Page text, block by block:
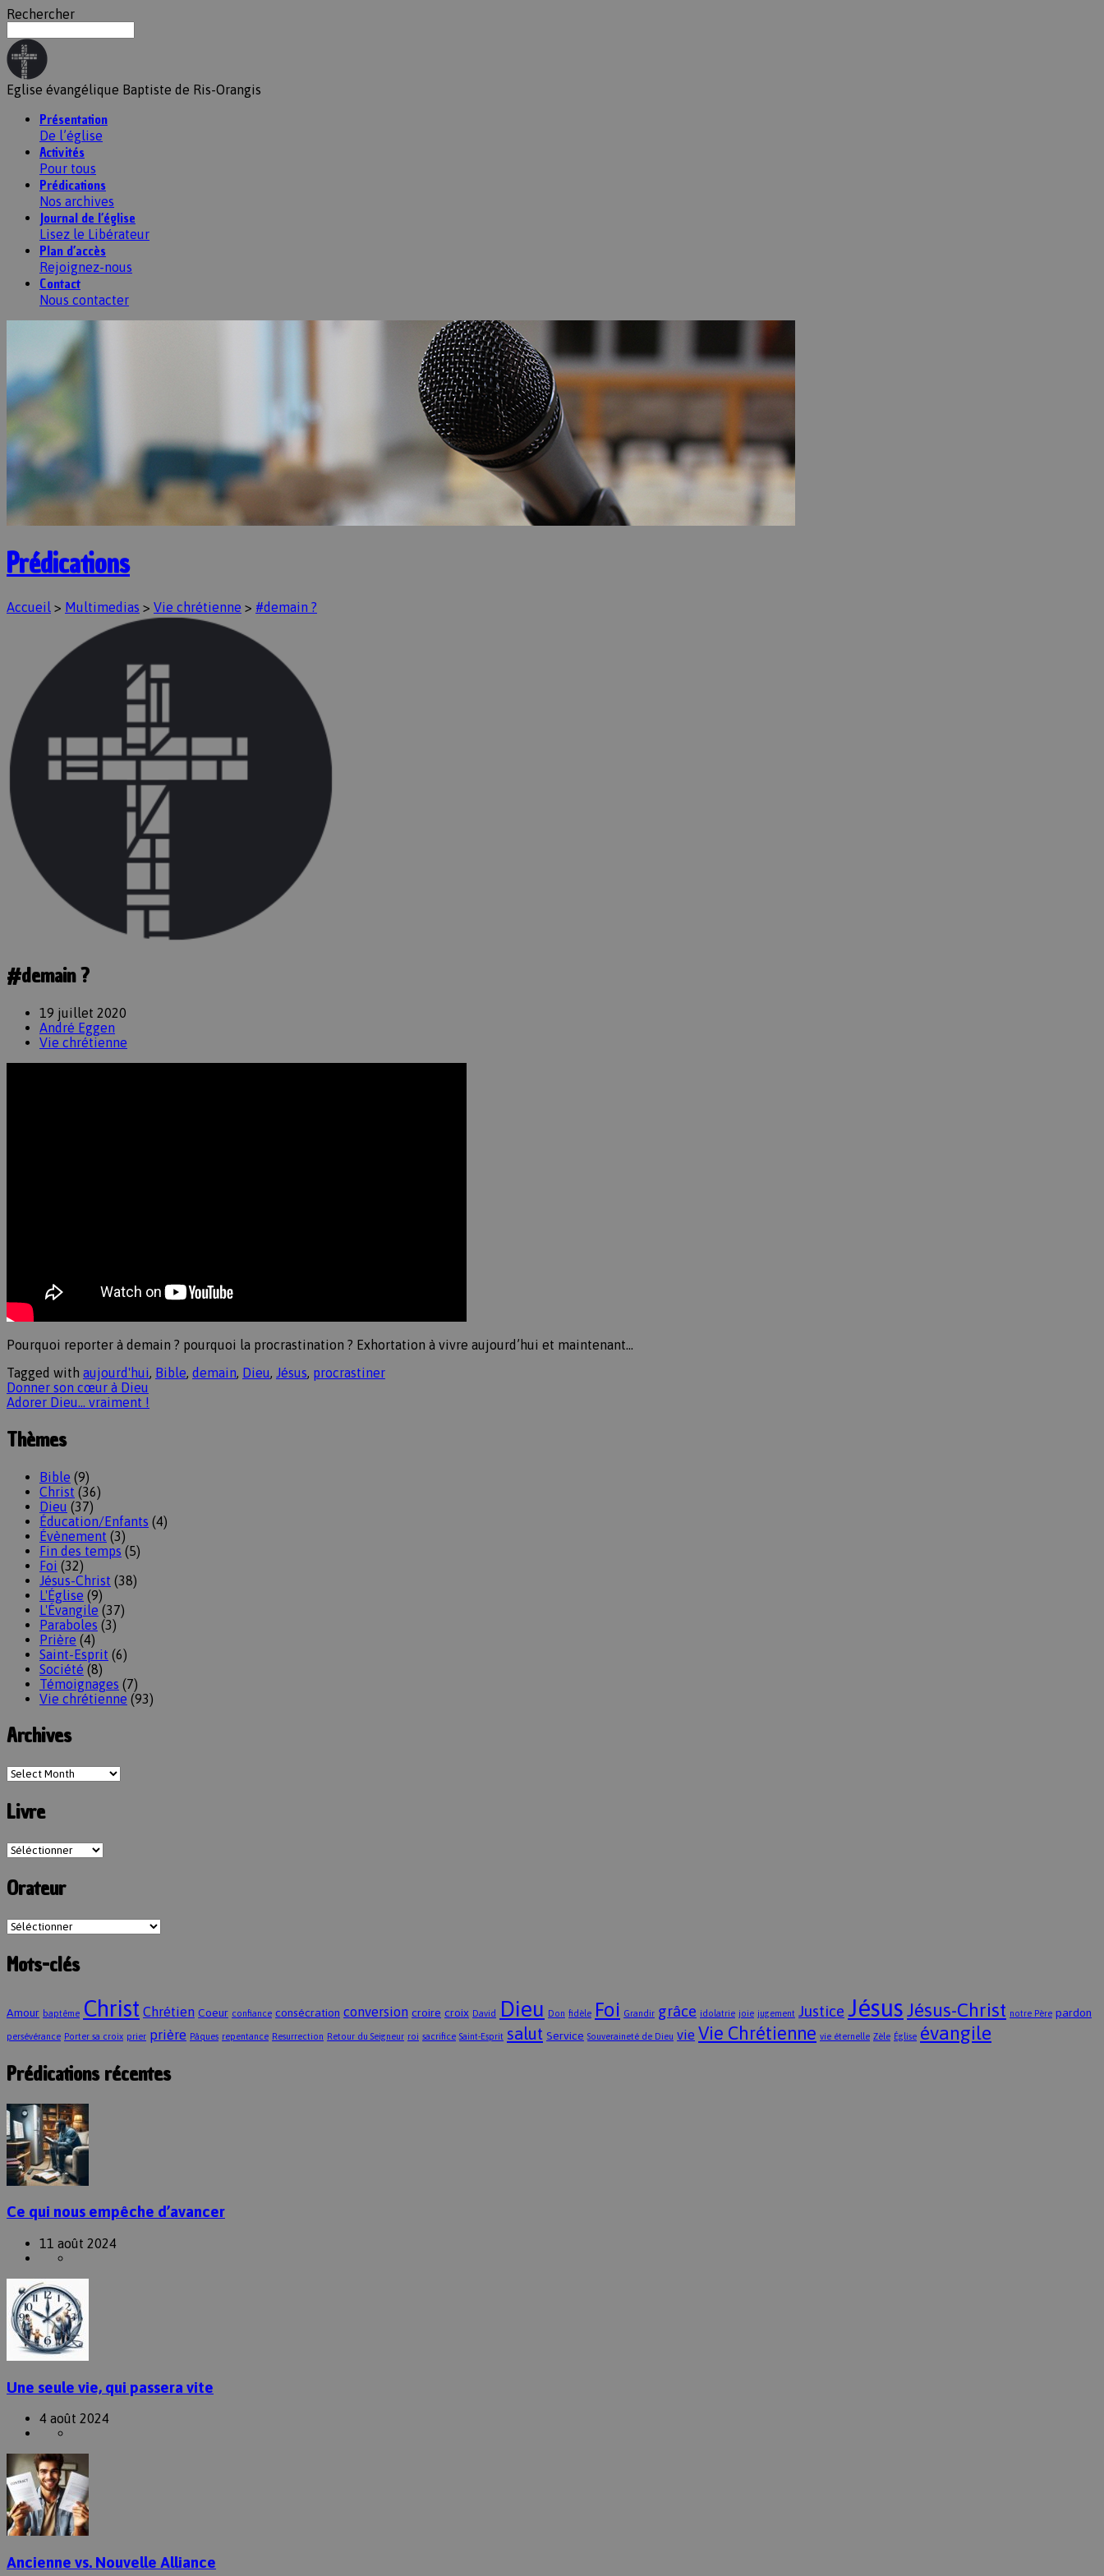
Rechercher
Eglise évangélique Baptiste de Ris-Orangis
Présentation
De l’église
Activités
Pour tous
Prédications
Nos archives
Journal de l’église
Lisez le Libérateur
Plan d’accès
Rejoignez-nous
Contact
Nous contacter
Prédications
Accueil > Multimedias > Vie chrétienne > #demain ?
#demain ?
19 juillet 2020
André Eggen
Vie chrétienne
Pourquoi reporter à demain ? pourquoi la procrastination ? Exhortation à vivre aujourd’hui et maintenant…
Tagged with aujourd'hui, Bible, demain, Dieu, Jésus, procrastiner
Donner son cœur à Dieu
Adorer Dieu... vraiment !
Thèmes
Bible (9)
Christ (36)
Dieu (37)
Éducation/Enfants (4)
Évènement (3)
Fin des temps (5)
Foi (32)
Jésus-Christ (38)
L'Église (9)
L'Évangile (37)
Paraboles (3)
Prière (4)
Saint-Esprit (6)
Société (8)
Témoignages (7)
Vie chrétienne (93)
Archives
Livre
Orateur
Mots-clés
Amour baptême Christ Chrétien Coeur confiance consécration conversion croire croix David Dieu Don fidèle Foi Grandir grâce idolatrie joie jugement Justice JésusJésus-Christ notre Père pardon
persévérance Porter sa croix prier prière Pâques repentance Resurrection Retour du Seigneur roi sacrifice Saint-Esprit salut Service Souveraineté de Dieu vie Vie Chrétienne vie éternelle Zèle Église évangile
Prédications récentes
Ce qui nous empêche d’avancer
11 août 2024
Une seule vie, qui passera vite
4 août 2024
Ancienne vs. Nouvelle Alliance